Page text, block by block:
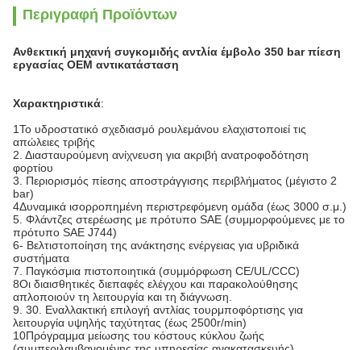
Περιγραφή Προϊόντων
Ανθεκτική μηχανή συγκομιδής αντλία έμβολο 350 bar πίεση
εργασίας OEM αντικατάσταση
Χαρακτηριστικά:
1Το υδροστατικό σχεδιασμό ρουλεμάνου ελαχιστοποιεί τις
απώλειες τριβής
2. Διασταυρούμενη ανίχνευση για ακριβή ανατροφοδότηση
φορτίου
3. Περιορισμός πίεσης αποστράγγισης περιβλήματος (μέγιστο 2
bar)
4Δυναμικά ισορροπημένη περιστρεφόμενη ομάδα (έως 3000 σ.μ.)
5. Φλάντζες στερέωσης με πρότυπο SAE (συμμορφούμενες με το
πρότυπο SAE J744)
6- Βελτιστοποίηση της ανάκτησης ενέργειας για υβριδικά
συστήματα
7. Παγκόσμια πιστοποιητικά (συμμόρφωση CE/UL/CCC)
8Οι διαισθητικές διεπαφές ελέγχου και παρακολούθησης
απλοποιούν τη λειτουργία και τη διάγνωση.
9. 30. Εναλλακτική επιλογή αντλίας τουρμποφόρτισης για
λειτουργία υψηλής ταχύτητας (έως 2500r/min)
10Πρόγραμμα μείωσης του κόστους κύκλου ζωής